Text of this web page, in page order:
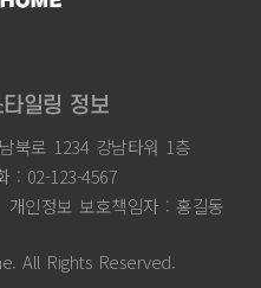
일링 정보
북로 1234 강남타워 1층
: 02-123-4567
개인정보 보호책임자 : 홍길동
All Rights Reserved.